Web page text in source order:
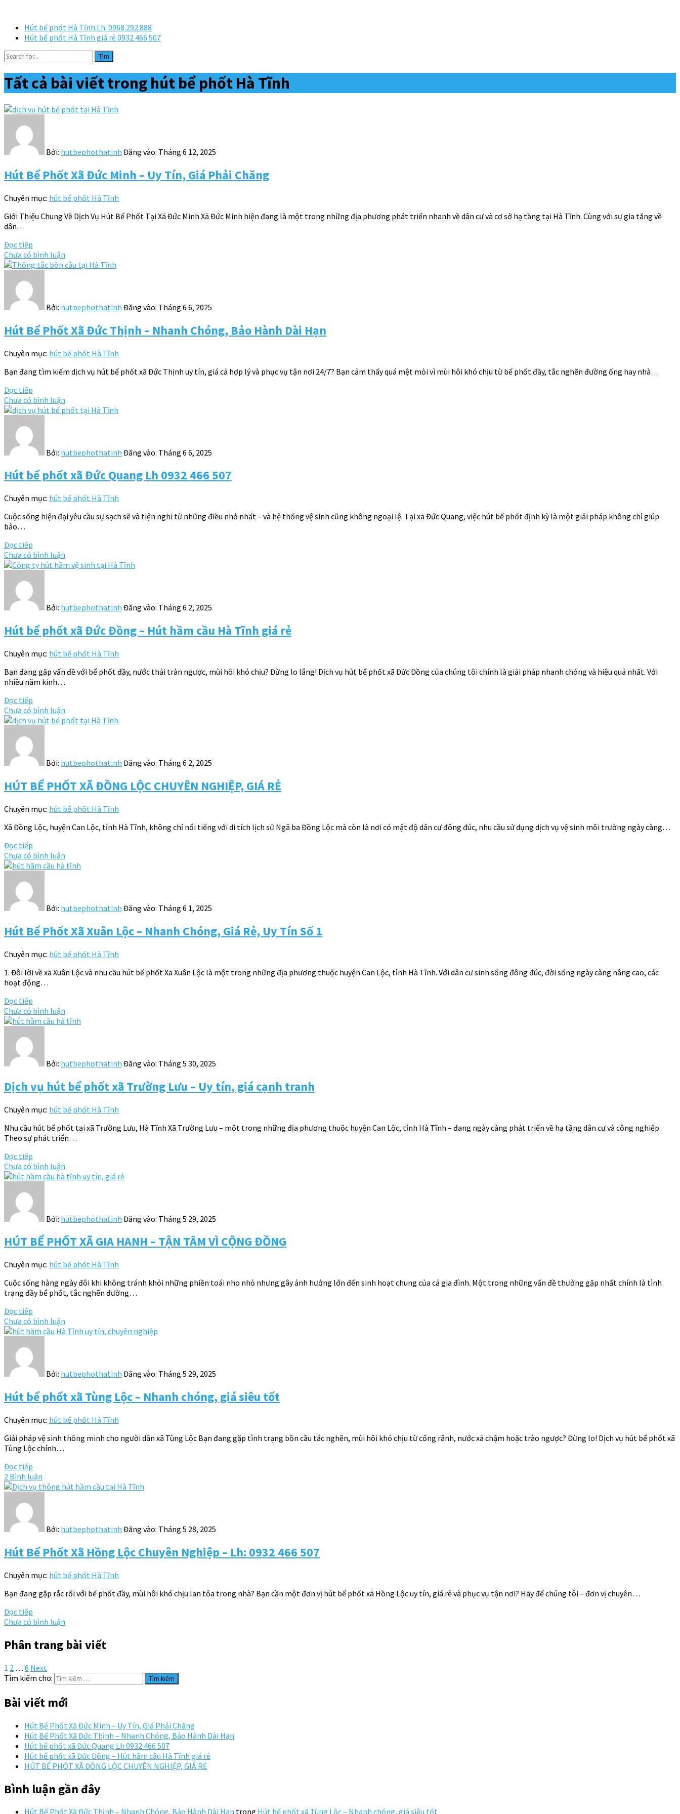
Hút bể phốt Hà Tĩnh.Lh: 0968.292.888
Hút bể phốt Hà Tĩnh giá rẻ 0932 466 507
Tìm
Tất cả bài viết trong hút bể phốt Hà Tĩnh
Bởi: hutbephothatinh Đăng vào: Tháng 6 12, 2025
Hút Bể Phốt Xã Đức Minh – Uy Tín, Giá Phải Chăng
Chuyên mục: hút bể phốt Hà Tĩnh
Giới Thiệu Chung Về Dịch Vụ Hút Bể Phốt Tại Xã Đức Minh Xã Đức Minh hiện đang là một trong những địa phương phát triển nhanh về dân cư và cơ sở hạ tầng tại Hà Tĩnh. Cùng với sự gia tăng về
dân…
Đọc tiếp
Chưa có bình luận
Bởi: hutbephothatinh Đăng vào: Tháng 6 6, 2025
Hút Bể Phốt Xã Đức Thịnh – Nhanh Chóng, Bảo Hành Dài Hạn
Chuyên mục: hút bể phốt Hà Tĩnh
Bạn đang tìm kiếm dịch vụ hút bể phốt xã Đức Thịnh uy tín, giá cả hợp lý và phục vụ tận nơi 24/7? Bạn cảm thấy quá mệt mỏi vì mùi hôi khó chịu từ bể phốt đầy, tắc nghẽn đường ống hay nhà…
Đọc tiếp
Chưa có bình luận
Bởi: hutbephothatinh Đăng vào: Tháng 6 6, 2025
Hút bể phốt xã Đức Quang Lh 0932 466 507
Chuyên mục: hút bể phốt Hà Tĩnh
Cuộc sống hiện đại yêu cầu sự sạch sẽ và tiện nghi từ những điều nhỏ nhất – và hệ thống vệ sinh cũng không ngoại lệ. Tại xã Đức Quang, việc hút bể phốt định kỳ là một giải pháp không chỉ giúp
bảo…
Đọc tiếp
Chưa có bình luận
Bởi: hutbephothatinh Đăng vào: Tháng 6 2, 2025
Hút bể phốt xã Đức Đồng – Hút hầm cầu Hà Tĩnh giá rẻ
Chuyên mục: hút bể phốt Hà Tĩnh
Bạn đang gặp vấn đề với bể phốt đầy, nước thải tràn ngược, mùi hôi khó chịu? Đừng lo lắng! Dịch vụ hút bể phốt xã Đức Đồng của chúng tôi chính là giải pháp nhanh chóng và hiệu quả nhất. Với
nhiều năm kinh…
Đọc tiếp
Chưa có bình luận
Bởi: hutbephothatinh Đăng vào: Tháng 6 2, 2025
HÚT BỂ PHỐT XÃ ĐỒNG LỘC CHUYÊN NGHIỆP, GIÁ RẺ
Chuyên mục: hút bể phốt Hà Tĩnh
Xã Đồng Lộc, huyện Can Lộc, tỉnh Hà Tĩnh, không chỉ nổi tiếng với di tích lịch sử Ngã ba Đồng Lộc mà còn là nơi có mật độ dân cư đông đúc, nhu cầu sử dụng dịch vụ vệ sinh môi trường ngày càng…
Đọc tiếp
Chưa có bình luận
Bởi: hutbephothatinh Đăng vào: Tháng 6 1, 2025
Hút Bể Phốt Xã Xuân Lộc – Nhanh Chóng, Giá Rẻ, Uy Tín Số 1
Chuyên mục: hút bể phốt Hà Tĩnh
1. Đôi lời về xã Xuân Lộc và nhu cầu hút bể phốt Xã Xuân Lộc là một trong những địa phương thuộc huyện Can Lộc, tỉnh Hà Tĩnh. Với dân cư sinh sống đông đúc, đời sống ngày càng nâng cao, các
hoạt động…
Đọc tiếp
Chưa có bình luận
Bởi: hutbephothatinh Đăng vào: Tháng 5 30, 2025
Dịch vụ hút bể phốt xã Trường Lưu – Uy tín, giá cạnh tranh
Chuyên mục: hút bể phốt Hà Tĩnh
Nhu cầu hút bể phốt tại xã Trường Lưu, Hà Tĩnh Xã Trường Lưu – một trong những địa phương thuộc huyện Can Lộc, tỉnh Hà Tĩnh – đang ngày càng phát triển về hạ tầng dân cư và công nghiệp.
Theo sự phát triển…
Đọc tiếp
Chưa có bình luận
Bởi: hutbephothatinh Đăng vào: Tháng 5 29, 2025
HÚT BỂ PHỐT XÃ GIA HANH – TẬN TÂM VÌ CỘNG ĐỒNG
Chuyên mục: hút bể phốt Hà Tĩnh
Cuộc sống hàng ngày đôi khi không tránh khỏi những phiền toái nho nhỏ nhưng gây ảnh hưởng lớn đến sinh hoạt chung của cả gia đình. Một trong những vấn đề thường gặp nhất chính là tình
trạng đầy bể phốt, tắc nghẽn đường…
Đọc tiếp
Chưa có bình luận
Bởi: hutbephothatinh Đăng vào: Tháng 5 29, 2025
Hút bể phốt xã Tùng Lộc – Nhanh chóng, giá siêu tốt
Chuyên mục: hút bể phốt Hà Tĩnh
Giải pháp vệ sinh thông minh cho người dân xã Tùng Lộc Bạn đang gặp tình trạng bồn cầu tắc nghẽn, mùi hôi khó chịu từ cống rãnh, nước xả chậm hoặc trào ngược? Đừng lo! Dịch vụ hút bể phốt xã
Tùng Lộc chính…
Đọc tiếp
2 Bình luận
Bởi: hutbephothatinh Đăng vào: Tháng 5 28, 2025
Hút Bể Phốt Xã Hồng Lộc Chuyên Nghiệp – Lh: 0932 466 507
Chuyên mục: hút bể phốt Hà Tĩnh
Bạn đang gặp rắc rối với bể phốt đầy, mùi hôi khó chịu lan tỏa trong nhà? Bạn cần một đơn vị hút bể phốt xã Hồng Lộc uy tín, giá rẻ và phục vụ tận nơi? Hãy để chúng tôi – đơn vị chuyên…
Đọc tiếp
Chưa có bình luận
Phân trang bài viết
1 2 … 6 Next
Tìm kiếm cho:
Bài viết mới
Hút Bể Phốt Xã Đức Minh – Uy Tín, Giá Phải Chăng
Hút Bể Phốt Xã Đức Thịnh – Nhanh Chóng, Bảo Hành Dài Hạn
Hút bể phốt xã Đức Quang Lh 0932 466 507
Hút bể phốt xã Đức Đồng – Hút hầm cầu Hà Tĩnh giá rẻ
HÚT BỂ PHỐT XÃ ĐỒNG LỘC CHUYÊN NGHIỆP, GIÁ RẺ
Bình luận gần đây
Hút Bể Phốt Xã Đức Thịnh – Nhanh Chóng, Bảo Hành Dài Hạn trong Hút bể phốt xã Tùng Lộc – Nhanh chóng, giá siêu tốt